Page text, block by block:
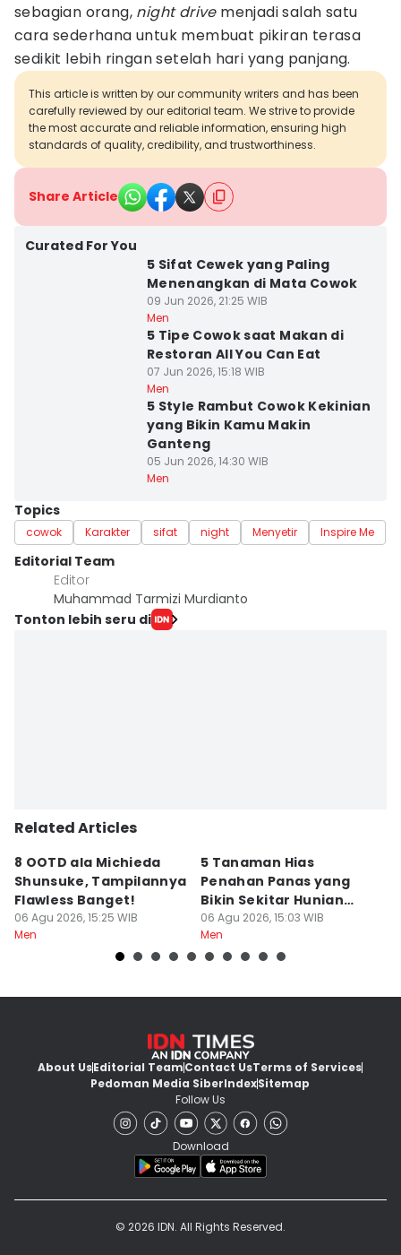
sebagian orang, night drivemenjadi salah satu
cara sederhana untuk membuat pikiran terasa
sedikit lebih ringan setelah hari yang panjang.
This article is written by our community writers and has been
carefully reviewed by our editorial team. We strive to provide
the most accurate and reliable information, ensuring high
standards of quality, credibility, and trustworthiness.
Share Article
Curated For You
5 Sifat Cewek yang Paling
Menenangkan di Mata Cowok
09 Jun 2026, 21:25 WIB
Men
5 Tipe Cowok saat Makan di
Restoran All You Can Eat
07 Jun 2026, 15:18 WIB
Men
5 Style Rambut Cowok Kekinian
yang Bikin Kamu Makin
Ganteng
05 Jun 2026, 14:30 WIB
Men
Topics
cowok Karakter sifat night Menyetir Inspire Me
Editorial Team
Editor
Muhammad Tarmizi Murdianto
Tonton lebih seru di
Related Articles
8 OOTD ala Michieda
Shunsuke, Tampilannya
Flawless Banget!
06 Agu 2026, 15:25 WIB
Men
5 Tanaman Hias
Penahan Panas yang
Bikin Sekitar Hunian
Tampak Adem
06 Agu 2026, 15:03 WIB
Men
About UsEditorial TeamContact UsTerms of Services
Pedoman Media SiberIndexSitemap
Follow Us
Download
© 2026 IDN. All Rights Reserved.